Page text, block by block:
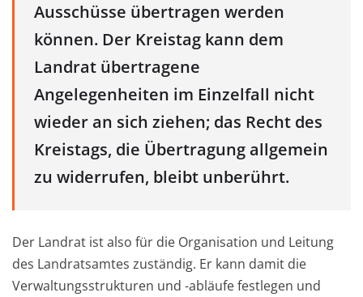
Ausschüsse übertragen werden
können. Der Kreistag kann dem
Landrat übertragene
Angelegenheiten im Einzelfall nicht
wieder an sich ziehen; das Recht des
Kreistags, die Übertragung allgemein
zu widerrufen, bleibt unberührt.
Der Landrat ist also für die Organisation und Leitung
des Landratsamtes zuständig. Er kann damit die
Verwaltungsstrukturen und -abläufe festlegen und